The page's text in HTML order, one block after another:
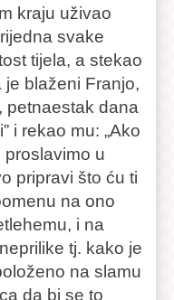
kraju uživao
svake
tijela, a stekao
blaženi Franjo,
petnaestak dana
i rekao mu: „Ako
u
pripravi što ću ti
na ono
i na
tj. kako je
na slamu
da bi se to